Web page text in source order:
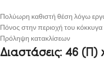
Πολύωρη καθιστή θέση λόγω
Πόνος στην περιοχή του κόκκυγα
Πρόληψη κατακλίσεων
Διαστάσεις: 46